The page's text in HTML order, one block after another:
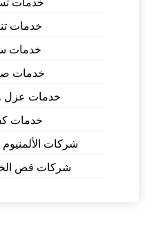
خدمات
خدمات
خدمات
خدمات
خدمات عزل
خدمات
شركات
شركات قص